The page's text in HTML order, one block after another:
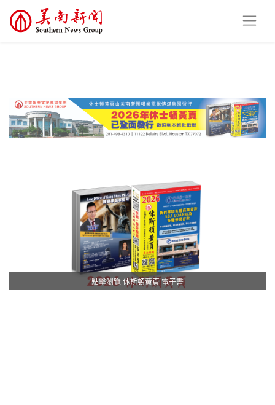
點擊瀏覽 休斯頓黃頁 電子書